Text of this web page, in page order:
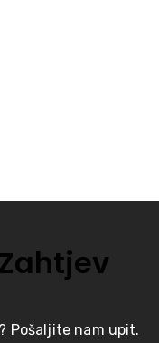
Zahtjev
Pošaljite nam upit.